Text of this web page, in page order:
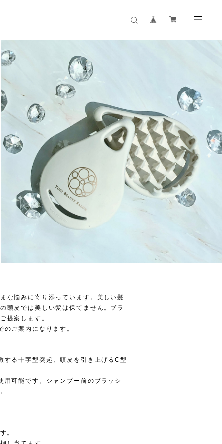
な悩みに寄り添っています。美しい髪
頭皮では美しい髪は保てません。ブラ
提案します。
ご案内になります。
する十字型突起、頭皮を引き上げるC型
可能です。シャンプー前のブラッシ
。